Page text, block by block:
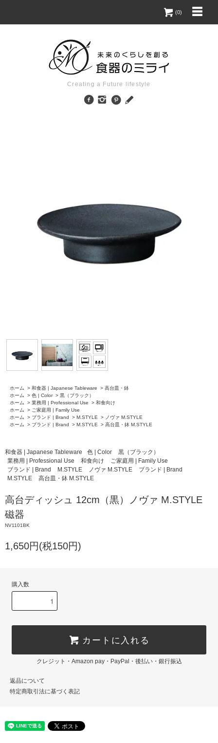
(0)
Creating a Future lifestyle
ホーム > 和食器 | Japanese Tableware > 高台皿・鉢
ホーム
> 色 | Color > 黒（ブラック）
ホーム
> 業務用 | Professional Use > 和食向け
ホーム
> ご家庭用 | Family Use
ホーム
> ブランド | Brand > M.STYLE > ノヴァ M.STYLE
ホーム
> ブランド | Brand > M.STYLE > 高台皿・鉢 M.STYLE
和食器 | Japanese Tableware 色 | Color
黒（ブラック）
業務用 | Professional Use
和食向け
ご家庭用 | Family Use
ブランド | Brand
M.STYLE ノヴァ M.STYLE
ブランド | Brand
M.STYLE
高台皿・鉢 M.STYLE
高台ディッシュ 12cm（黒）ノヴァ M.STYLE
磁器
NV1101BK
1,650円(税150円)
購入数
カートに入れる
クレジット・Amazon pay・PayPal・後払い・銀行振込
返品について
特定商取引法に基づく表記